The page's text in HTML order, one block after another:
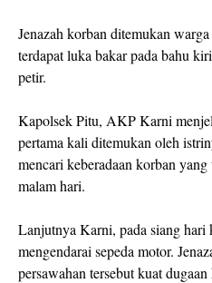
Jenazah korban ditemukan
terdapat luka bakar pada bahu
petir.
Kapolsek Pitu, AKP Karni
pertama kali ditemukan oleh
mencari keberadaan korban
malam hari.
Lanjutnya Karni, pada siang hari
mengendarai sepeda motor.
persawahan tersebut kuat